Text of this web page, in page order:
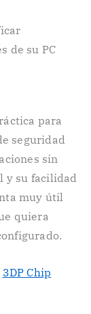
de su PC
para
seguridad
sin
y su facilidad
muy útil
quiera
3DP Chip